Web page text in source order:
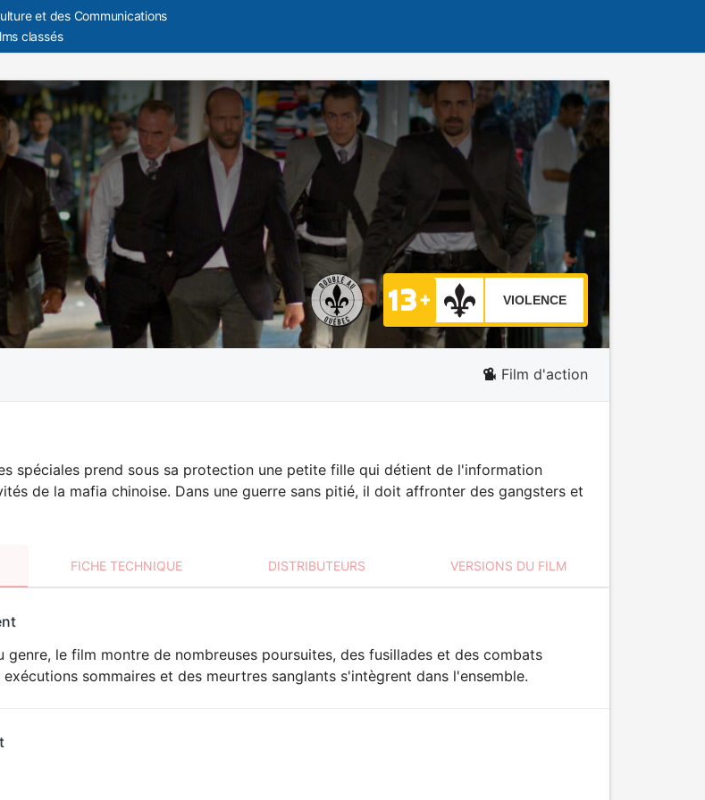
et des Communications
classés
VIOLENCE
Film d'action
spéciales prend sous sa protection une petite fille qui détient de l'information
de la mafia chinoise. Dans une guerre sans pitié, il doit affronter des gangsters et
FICHE TECHNIQUE DISTRIBUTEURS VERSIONS DU FILM
genre, le film montre de nombreuses poursuites, des fusillades et des combats
sommaires et des meurtres sanglants s'intègrent dans l'ensemble.